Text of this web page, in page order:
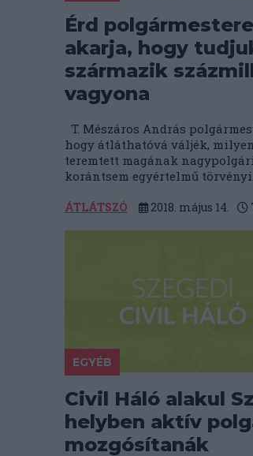
Érd
akarja, hogy
származik
vagyona
T. Mészáros András
hogy átláthatóvá váljék,
teremtett magának
korántsem egyértelmű
ÁTLÁTSZÓ 2018. május 14.
EGYÉB
Civil Háló alakul
helyben aktív
mozgósítanák